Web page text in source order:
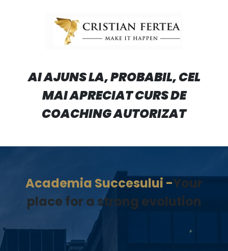
AI AJUNS LA, PROBABIL, CEL
MAI APRECIAT CURS DE
COACHING AUTORIZAT
Academia Succesului -Your
place for a strong evolution